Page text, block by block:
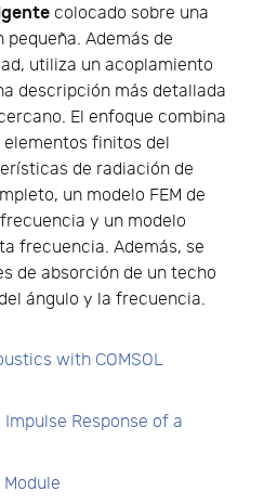
colocado sobre una
Además de
utiliza un acoplamiento
descripción más detallada
El enfoque combina
finitos del
de radiación de
un modelo FEM de
y un modelo
frecuencia. Además, se
de absorción de un techo
ángulo y la frecuencia.
with COMSOL
Response of a
Module